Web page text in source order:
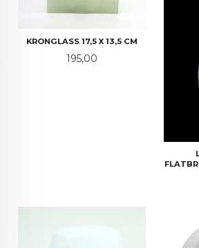
KRONGLASS 17,5 X 13,5 CM
Pris
195,00